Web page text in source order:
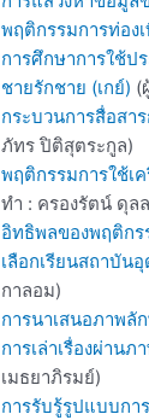
พฤติกรรมการท่อง
การศึกษาการใช้
ชายรักชาย (เกย์) (
กระบวนการสื่อสา
ภัทร ปิติสุตระกูล)
พฤติกรรมการใช้เ
ทำ : ครองรัตน์ ดุล
อิทธิพลของพฤติกร
เลือกเรียนสถาบัน
กาลอม)
การนาเสนอภาพลั
การเล่าเรื่องผ่าน
เมธยาภิรมย์)
การรับรู้รูปแบบกา